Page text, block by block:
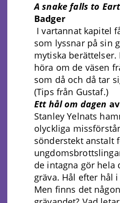
A snake falls to
Badger
I vartannat kapitel
som lyssnar på sin
mytiska berättelser.
höra om de väsen
som då och då tar
(Tips från Gustaf.)
Ett hål om dagen
Stanley Yelnats
olyckliga
sönderstekt anstalt
de intagna gör hela
gräva. Hål efter hål
Men finns det